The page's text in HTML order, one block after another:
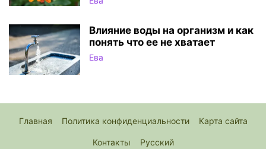
Влияние воды на организм и как
понять что ее не хватает
Ева
Главная Политика конфиденциальности Карта сайта
Контакты Русский